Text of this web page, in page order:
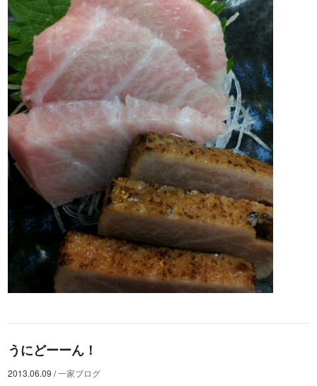
うにどーーん！
2013.06.09 /一家ブログ